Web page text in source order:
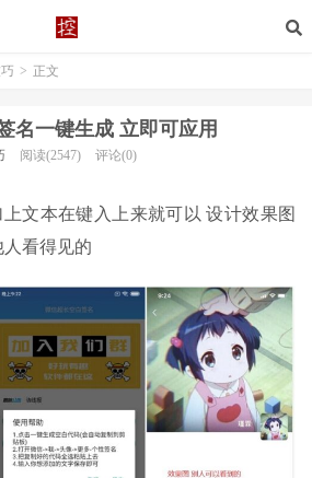
> 正文
名一键生成 立即可应用
阅读(2547) 评论(0)
文本在键入上来就可以 设计效果图
看得见的